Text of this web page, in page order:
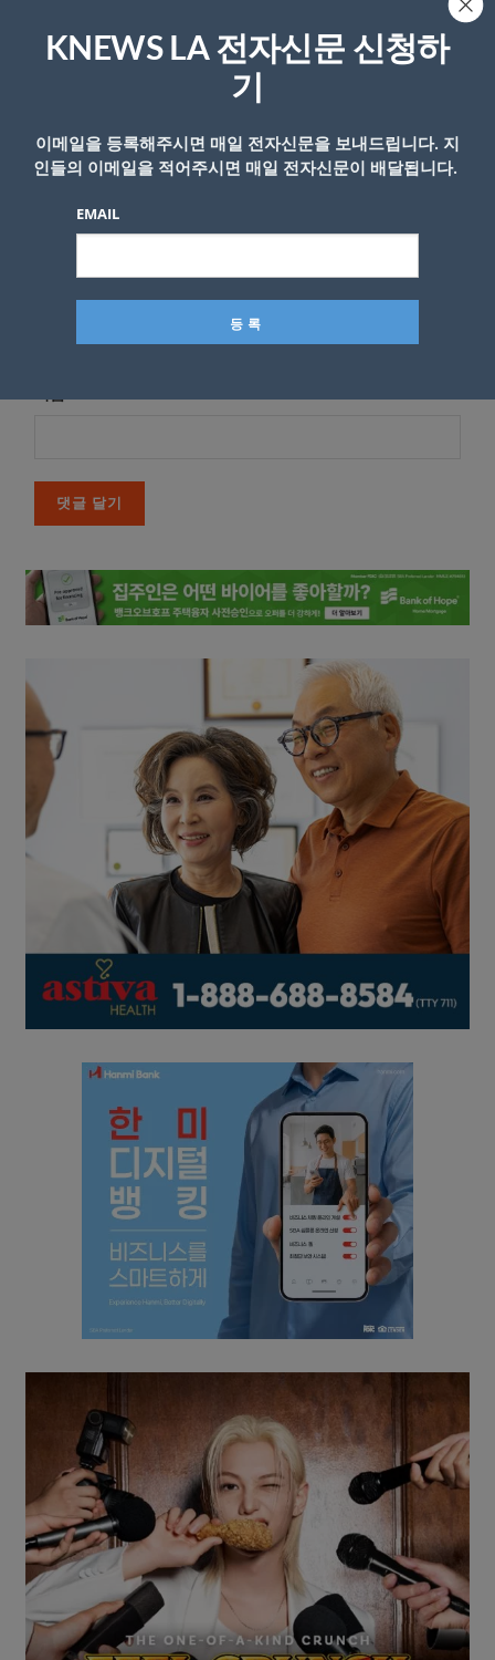
이메일 주소는 공개되지 않습니다. 필수 필드는*로 표시됩니
KNEWS LA 전자신문 신청하
기
이메일을 등록해주시면 매일 전자신문을 보내드립니다. 지
인들의 이메일을 적어주시면 매일 전자신문이 배달됩니다.
EMAIL